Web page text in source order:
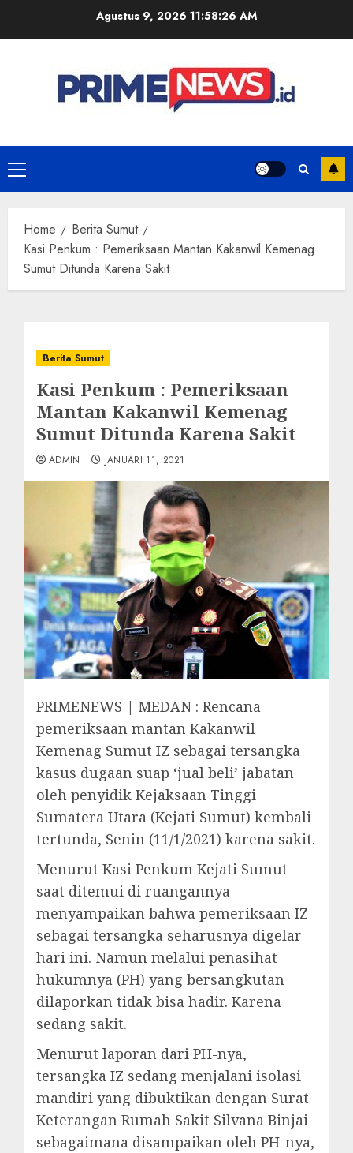
Agustus 9, 2026 11:58:26 AM
Primary
Menu
Home
Berita Sumut
Kasi Penkum : Pemeriksaan Mantan Kakanwil Kemenag
Sumut Ditunda Karena Sakit
Berita Sumut
Kasi Penkum : Pemeriksaan
Mantan Kakanwil Kemenag
Sumut Ditunda Karena Sakit
ADMIN JANUARI 11, 2021
PRIMENEWS | MEDAN : Rencana
pemeriksaan mantan Kakanwil
Kemenag Sumut IZ sebagai tersangka
kasus dugaan suap ‘jual beli’ jabatan
oleh penyidik Kejaksaan Tinggi
Sumatera Utara (Kejati Sumut) kembali
tertunda, Senin (11/1/2021) karena sakit.
Menurut Kasi Penkum Kejati Sumut
saat ditemui di ruangannya
menyampaikan bahwa pemeriksaan IZ
sebagai tersangka seharusnya digelar
hari ini. Namun melalui penasihat
hukumnya (PH) yang bersangkutan
dilaporkan tidak bisa hadir. Karena
sedang sakit.
Menurut laporan dari PH-nya,
tersangka IZ sedang menjalani isolasi
mandiri yang dibuktikan dengan Surat
Keterangan Rumah Sakit Silvana Binjai
sebagaimana disampaikan oleh PH-nya,